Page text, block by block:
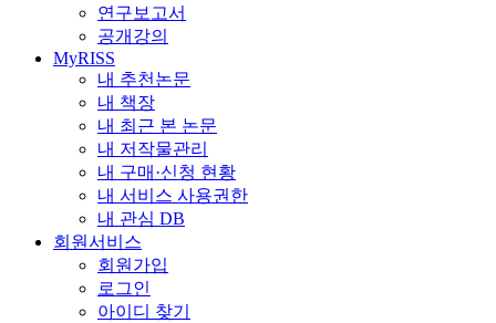
연구보고서
공개강의
MyRISS
내 추천논문
내 책장
내 최근 본 논문
내 저작물관리
내 구매·신청 현황
내 서비스 사용권한
내 관심 DB
회원서비스
회원가입
로그인
아이디 찾기